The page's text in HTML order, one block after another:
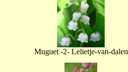
Muguet -2- Lelietje-van-dalen